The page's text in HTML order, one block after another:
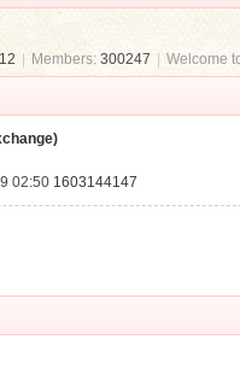
Members: 300247 Welcome
02:50 1603144147